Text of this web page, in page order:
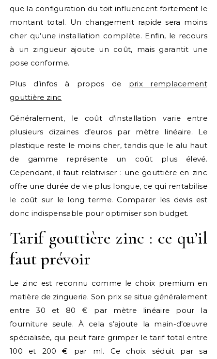
que la configuration du toit influencent fortement le
montant total. Un changement rapide sera moins
cher qu’une installation complète. Enfin, le recours
à un zingueur ajoute un coût, mais garantit une
pose conforme.
Plus d’infos à propos de prix remplacement
gouttière zinc
Généralement, le coût d’installation varie entre
plusieurs dizaines d’euros par mètre linéaire. Le
plastique reste le moins cher, tandis que le alu haut
de gamme représente un coût plus élevé.
Cependant, il faut relativiser : une gouttière en zinc
offre une durée de vie plus longue, ce qui rentabilise
le coût sur le long terme. Comparer les devis est
donc indispensable pour optimiser son budget.
Tarif gouttière zinc : ce qu’il
faut prévoir
Le zinc est reconnu comme le choix premium en
matière de zinguerie. Son prix se situe généralement
entre 30 et 80 € par mètre linéaire pour la
fourniture seule. À cela s’ajoute la main-d’œuvre
spécialisée, qui peut faire grimper le tarif total entre
100 et 200 € par ml. Ce choix séduit par sa